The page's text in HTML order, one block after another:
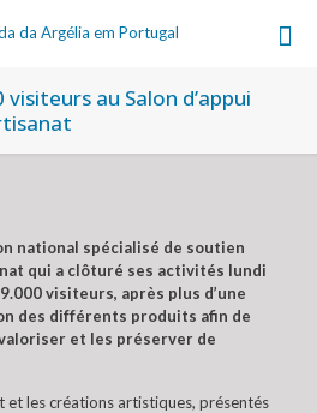
au Salon d’appui
national spécialisé de soutien
qui a clôturé ses activités lundi
visiteurs, après plus d’une
des différents produits afin de
et les préserver de
et les créations artistiques, présentés